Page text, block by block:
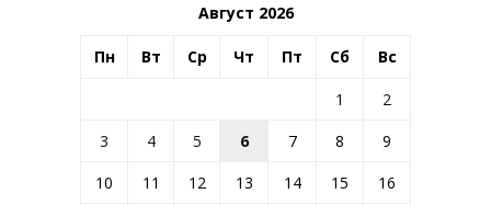
Август 2026
Пн Вт Ср Чт Пт Сб Вс
1
2
3
4 5 6 7 8
9
10
11 12 13 14 15
16